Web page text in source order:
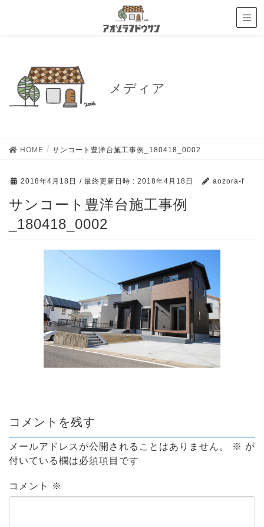
メディア
HOME サンコート豊洋台施工事例_180418_0002
2018年4月18日 / 最終更新日時 : 2018年4月18日 aozora-f
サンコート豊洋台施工事例
_180418_0002
コメントを残す
メールアドレスが公開されることはありません。 ※ が
付いている欄は必須項目です
コメント ※